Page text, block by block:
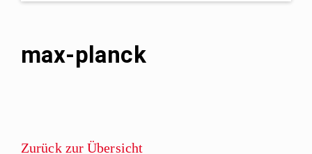
max-planck
Zurück zur Übersicht